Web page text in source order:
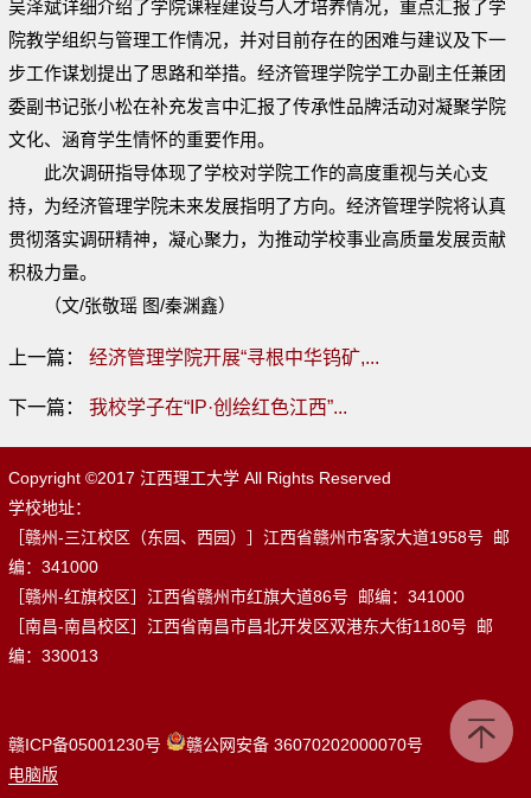
吴泽斌详细介绍了学院课程建设与人才培养情况，重点汇报了学
院教学组织与管理工作情况，并对目前存在的困难与建议及下一
步工作谋划提出了思路和举措。经济管理学院学工办副主任兼团
委副书记张小松在补充发言中汇报了传承性品牌活动对凝聚学院
文化、涵育学生情怀的重要作用。
此次调研指导体现了学校对学院工作的高度重视与关心支
持，为经济管理学院未来发展指明了方向。经济管理学院将认真
贯彻落实调研精神，凝心聚力，为推动学校事业高质量发展贡献
积极力量。
（文/张敬瑶 图/秦渊鑫）
上一篇： 经济管理学院开展“寻根中华钨矿,...
下一篇： 我校学子在“IP·创绘红色江西”...
Copyright ©2017 江西理工大学 All Rights Reserved
学校地址：
［赣州-三江校区（东园、西园）］江西省赣州市客家大道1958号 邮
编：341000
［赣州-红旗校区］江西省赣州市红旗大道86号 邮编：341000
［南昌-南昌校区］江西省南昌市昌北开发区双港东大街1180号 邮
编：330013
赣ICP备05001230号
赣公网安备 36070202000070号
电脑版